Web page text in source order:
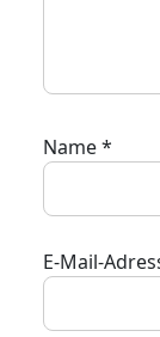
Name*
E-Mail-